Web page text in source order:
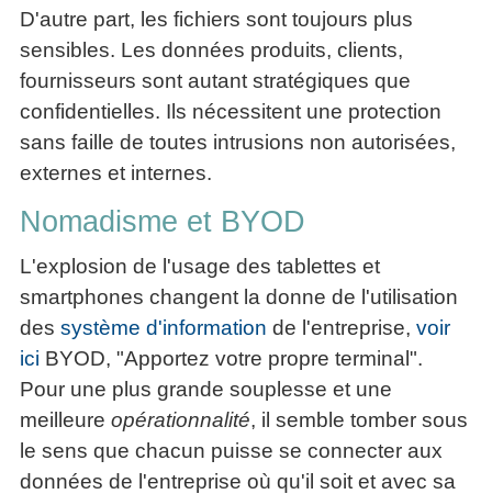
articles
Décider
gratuits
▶
Entrepreneuriat
▶
ebook
Tous
les
PDF
gratuits
D'autre part, les fichiers sont toujours plus
sensibles. Les données produits, clients,
fournisseurs sont autant stratégiques que
confidentielles. Ils nécessitent une protection
sans faille de toutes intrusions non autorisées,
externes et internes.
Nomadisme et BYOD
L'explosion de l'usage des tablettes et
smartphones changent la donne de l'utilisation
des système d'information de l'entreprise, voir
ici BYOD, "Apportez votre propre terminal".
Pour une plus grande souplesse et une
meilleure opérationnalité, il semble tomber sous
le sens que chacun puisse se connecter aux
données de l'entreprise où qu'il soit et avec sa